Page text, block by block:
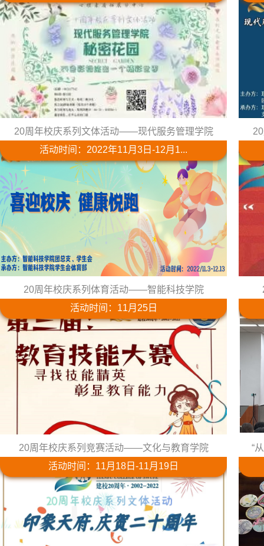
20周年校庆系列文体活动——现代服务管理学院
20周年校庆系列体育活动——智能科技学院
活动时间：2022年11月3日-12月1...
20周年校庆系列竞赛活动——文化与教育学院
活动时间：11月25日
“
活动时间：11月18日-11月19日